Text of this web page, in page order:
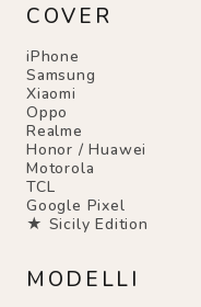
COVER
iPhone
Samsung
Xiaomi
Oppo
Realme
Honor / Huawei
Motorola
TCL
Google Pixel
★ Sicily Edition
MODELLI